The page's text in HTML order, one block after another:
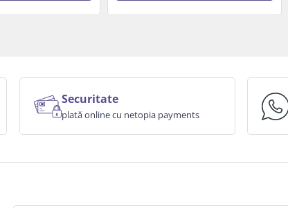
Securitate
plată online cu netopia payments